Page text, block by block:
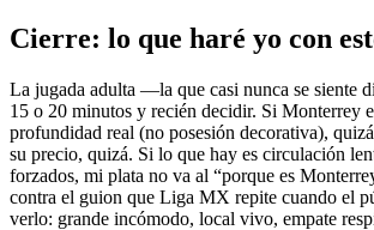
Cierre: lo que haré yo con
La jugada adulta —la que casi nunca se siente
15 o 20 minutos y recién decidir. Si Monterrey
profundidad real (no posesión decorativa),
su precio, quizá. Si lo que hay es circulación
forzados, mi plata no va al “porque es
contra el guion que Liga MX repite cuando el
verlo: grande incómodo, local vivo, empate